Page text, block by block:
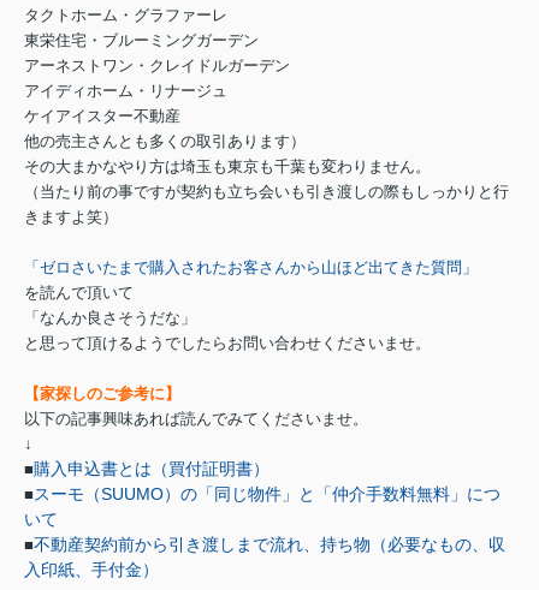
タクトホーム・グラファーレ
東栄住宅・ブルーミングガーデン
アーネストワン・クレイドルガーデン
アイディホーム・リナージュ
ケイアイスター不動産
他の売主さんとも多くの取引あります）
その大まかなやり方は埼玉も東京も千葉も変わりません。
（当たり前の事ですが契約も立ち会いも引き渡しの際もしっかりと行
きますよ笑）
「ゼロさいたまで購入されたお客さんから山ほど出てきた質問」
を読んで頂いて
「なんか良さそうだな」
と思って頂けるようでしたらお問い合わせくださいませ。
【家探しのご参考に】
以下の記事興味あれば読んでみてくださいませ。
↓
■購入申込書とは（買付証明書）
■ スーモ（SUUMO）の「同じ物件」と「仲介手数料無料」につ
いて
■不動産契約前から引き渡しまで流れ、持ち物（必要なもの、収
入印紙、手付金）